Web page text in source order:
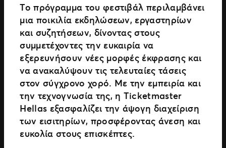
Το πρόγραμμα του φεστιβάλ περιλαμβάνει
μια ποικιλία εκδηλώσεων, εργαστηρίων
και συζητήσεων, δίνοντας στους
συμμετέχοντες την ευκαιρία να
εξερευνήσουν νέες μορφές έκφρασης και
να ανακαλύψουν τις τελευταίες τάσεις
στον σύγχρονο χορό. Με την εμπειρία και
την τεχνογνωσία της, η Ticketmaster
Hellas εξασφαλίζει την άψογη διαχείριση
των εισιτηρίων, προσφέροντας άνεση και
ευκολία στους επισκέπτες.